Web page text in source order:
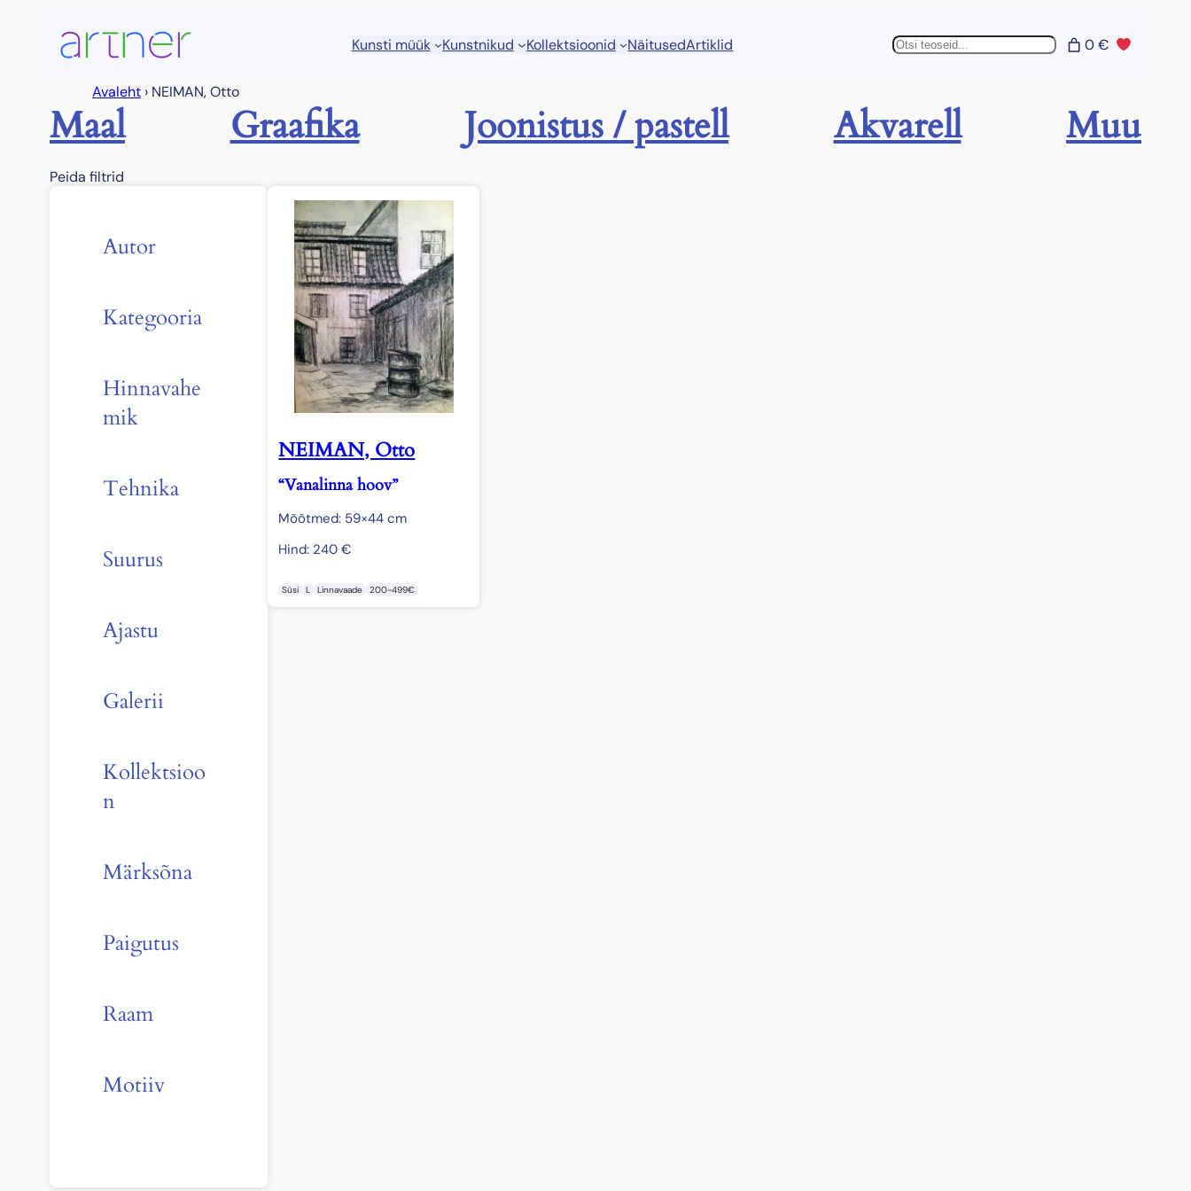
Kunsti müük Kunstnikud Kollektsioonid NäitusedArtiklid Otsing 0 €
Avaleht › NEIMAN, Otto
Maal Graafika Joonistus / pastell Akvarell Muu
Peida filtrid
Autor
Kategooria
Hinnavahe
mik
Tehnika
Suurus
Ajastu
Galerii
Kollektsioo
n
Märksõna
Paigutus
Raam
Motiiv
NEIMAN, Otto
“Vanalinna hoov”
Mõõtmed: 59×44 cm
Hind: 240€
Süsi L Linnavaade 200-499€